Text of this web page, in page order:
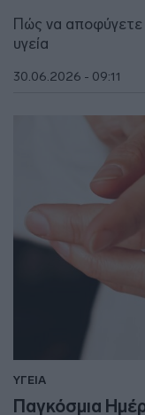
Πώς να αποφύγετε
υγεία
30.06.2026 - 09:11
ΥΓΕΙΑ
Παγκόσμια